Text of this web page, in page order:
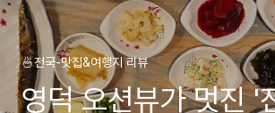
🍜전국-맛집&여행지 리뷰
영덕 오션뷰가 멋진 '